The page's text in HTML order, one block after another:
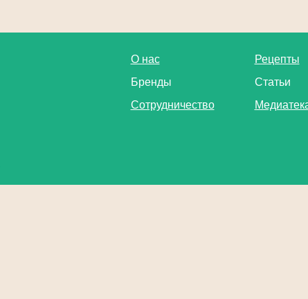
О нас
Бренды
Сотрудничество
Рецепты
Статьи